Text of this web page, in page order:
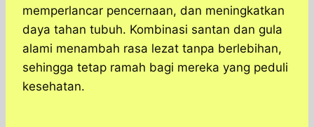
memperlancar pencernaan, dan meningkatkan
daya tahan tubuh. Kombinasi santan dan gula
alami menambah rasa lezat tanpa berlebihan,
sehingga tetap ramah bagi mereka yang peduli
kesehatan.